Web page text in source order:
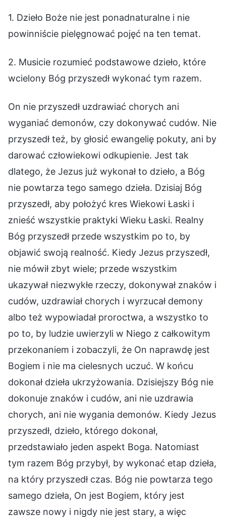
1. Dzieło Boże nie jest ponadnaturalne i nie
powinniście pielęgnować pojęć na ten temat.
2. Musicie rozumieć podstawowe dzieło, które
wcielony Bóg przyszedł wykonać tym razem.
On nie przyszedł uzdrawiać chorych ani
wyganiać demonów, czy dokonywać cudów. Nie
przyszedł też, by głosić ewangelię pokuty, ani by
darować człowiekowi odkupienie. Jest tak
dlatego, że Jezus już wykonał to dzieło, a Bóg
nie powtarza tego samego dzieła. Dzisiaj Bóg
przyszedł, aby położyć kres Wiekowi Łaski i
znieść wszystkie praktyki Wieku Łaski. Realny
Bóg przyszedł przede wszystkim po to, by
objawić swoją realność. Kiedy Jezus przyszedł,
nie mówił zbyt wiele; przede wszystkim
ukazywał niezwykłe rzeczy, dokonywał znaków i
cudów, uzdrawiał chorych i wyrzucał demony
albo też wypowiadał proroctwa, a wszystko to
po to, by ludzie uwierzyli w Niego z całkowitym
przekonaniem i zobaczyli, że On naprawdę jest
Bogiem i nie ma cielesnych uczuć. W końcu
dokonał dzieła ukrzyżowania. Dzisiejszy Bóg nie
dokonuje znaków i cudów, ani nie uzdrawia
chorych, ani nie wygania demonów. Kiedy Jezus
przyszedł, dzieło, którego dokonał,
przedstawiało jeden aspekt Boga. Natomiast
tym razem Bóg przybył, by wykonać etap dzieła,
na który przyszedł czas. Bóg nie powtarza tego
samego dzieła, On jest Bogiem, który jest
zawsze nowy i nigdy nie jest stary, a więc